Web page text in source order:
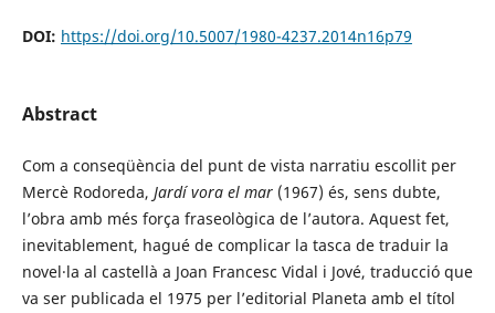
DOI: https://doi.org/10.5007/1980-4237.2014n16p79
Abstract
Com a conseqüència del punt de vista narratiu escollit per
Mercè Rodoreda, Jardí vora el mar (1967) és, sens dubte,
l’obra amb més força fraseològica de l’autora. Aquest fet,
inevitablement, hagué de complicar la tasca de traduir la
novel·la al castellà a Joan Francesc Vidal i Jové, traducció que
va ser publicada el 1975 per l’editorial Planeta amb el títol